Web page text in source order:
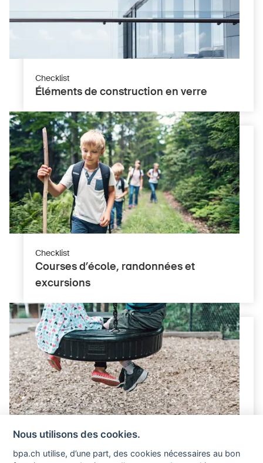
Checklist
Éléments de construction en verre
Checklist
Courses d’école, randonnées et
excursions
Aire de jeux
Nous utilisons des cookies.
bpa.ch utilise, d’une part, des cookies nécessaires au bon